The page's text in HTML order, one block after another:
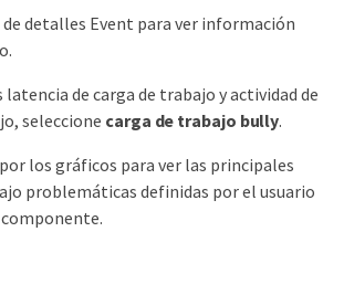
detalles Event para ver información
latencia de carga de trabajo y actividad de
seleccione carga de trabajo bully.
los gráficos para ver las principales
problemáticas definidas por el usuario